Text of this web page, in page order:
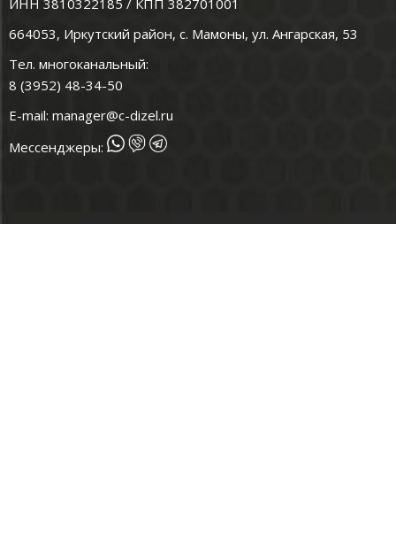
664053, Иркутский район, с. Мамоны, ул. Ангарская, 53
Тел. многоканальный:
8 (3952) 48-34-50
E-mail: manager@c-dizel.ru
Мессенджеры: